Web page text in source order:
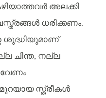
അലക്കി
ധരിക്കണം.
ശുദ്ധിയുമാണ്
ചിന്ത, നല്ല
വേണം
സ്ത്രീകൾ